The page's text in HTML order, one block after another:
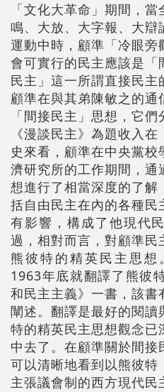
「文化大革命」期間，
鳴、大放、大字報、大辯
運動中時，顧準「冷眼旁
會可實行的民主應該是「
民主」這一所謂直接民主
顧準在與其弟陳敏之的
「間接民主」思想，它們
《漫談民主》為題收入
史來看，顧準在中央黨
濟研究所的工作期間，通
想進行了相當深度的了
括自由民主在內的各種
有影響，構成了他現代
過，相對而言，對顧準
熊彼特的精英民主思
1963年底就翻譯了熊彼
和民主主義》一書，該
闡述。翻譯是最好的閱讀
特的精英民主思想觀念已
中去了。在顧準關於間
可以清晰地看到以熊彼特
主張議會制的西方現代民